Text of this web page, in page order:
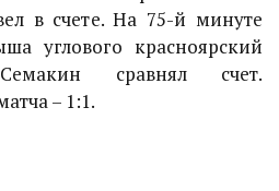
в счете. На 75-й минуте
углового красноярский
сравнял счет.
– 1:1.